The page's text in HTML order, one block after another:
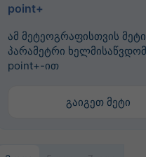
point+
ამ მეტეოგრაფისთვის მეტი
პარამეტრი
point+-ით
გაიგეთ მეტი